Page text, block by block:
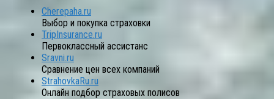
Cherepaha.ru
Выбор и покупка страховки
TripInsurance.ru
Первоклассный ассистанс
Sravni.ru
Сравнение цен всех компаний
StrahovkaRu.ru
Онлайн подбор страховых полисов